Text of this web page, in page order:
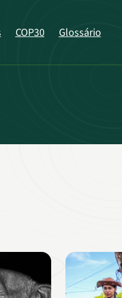
COP30 Glossário